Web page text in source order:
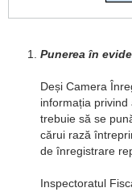
Punerea în
Deși Camera
informația
trebuie să se
cărui rază
de înregistrare
Inspectoratul